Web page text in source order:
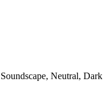
Neutral, Dark